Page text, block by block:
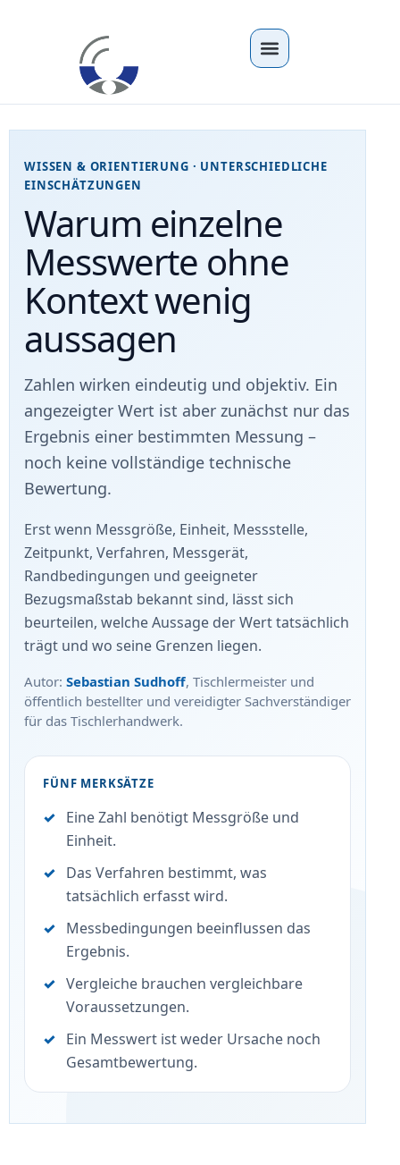
WISSEN & ORIENTIERUNG · UNTERSCHIEDLICHE
EINSCHÄTZUNGEN
Warum einzelne
Messwerte ohne
Kontext wenig
aussagen
Zahlen wirken eindeutig und objektiv. Ein
angezeigter Wert ist aber zunächst nur das
Ergebnis einer bestimmten Messung –
noch keine vollständige technische
Bewertung.
Erst wenn Messgröße, Einheit, Messstelle,
Zeitpunkt, Verfahren, Messgerät,
Randbedingungen und geeigneter
Bezugsmaßstab bekannt sind, lässt sich
beurteilen, welche Aussage der Wert tatsächlich
trägt und wo seine Grenzen liegen.
Autor: Sebastian Sudhoff, Tischlermeister und
öffentlich bestellter und vereidigter Sachverständiger
für das Tischlerhandwerk.
FÜNF MERKSÄTZE
Eine Zahl benötigt Messgröße und
Einheit.
Das Verfahren bestimmt, was
tatsächlich erfasst wird.
Messbedingungen beeinflussen das
Ergebnis.
Vergleiche brauchen vergleichbare
Voraussetzungen.
Ein Messwert ist weder Ursache noch
Gesamtbewertung.